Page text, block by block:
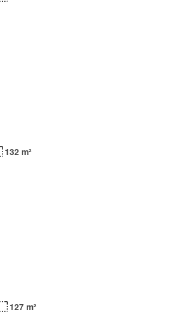
132 m²
127 m²